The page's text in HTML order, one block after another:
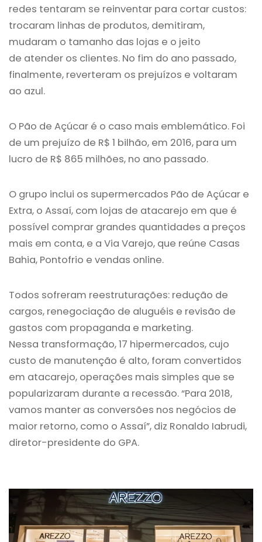
redes tentaram se reinventar para cortar custos:
trocaram linhas de produtos, demitiram,
mudaram o tamanho das lojas e o jeito
de atender os clientes. No fim do ano passado,
finalmente, reverteram os prejuízos e voltaram
ao azul.
O Pão de Açúcar é o caso mais emblemático. Foi
de um prejuízo de R$ 1 bilhão, em 2016, para um
lucro de R$ 865 milhões, no ano passado.
O grupo inclui os supermercados Pão de Açúcar e
Extra, o Assaí, com lojas de atacarejo em que é
possível comprar grandes quantidades a preços
mais em conta, e a Via Varejo, que reúne Casas
Bahia, Pontofrio e vendas online.
Todos sofreram reestruturações: redução de
cargos, renegociação de aluguéis e revisão de
gastos com propaganda e marketing.
Nessa transformação, 17 hipermercados, cujo
custo de manutenção é alto, foram convertidos
em atacarejo, operações mais simples que se
popularizaram durante a recessão. “Para 2018,
vamos manter as conversões nos negócios de
maior retorno, como o Assaí”, diz Ronaldo Iabrudi,
diretor-presidente do GPA.